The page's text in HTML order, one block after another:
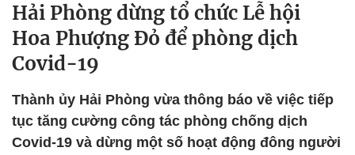
Hải Phòng dừng tổ chức Lễ hội
Hoa Phượng Đỏ để phòng dịch
Covid-19
Thành ủy Hải Phòng vừa thông báo về việc tiếp
tục tăng cường công tác phòng chống dịch
Covid-19 và dừng một số hoạt động đông người